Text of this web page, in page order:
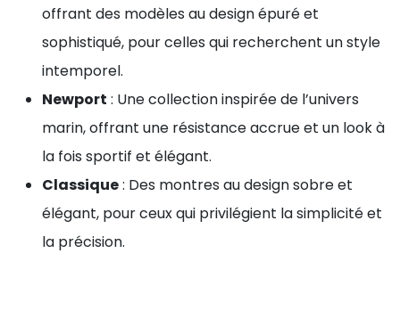
offrant des modèles au design épuré et
sophistiqué, pour celles qui recherchent un style
intemporel.
Newport : Une collection inspirée de l’univers
marin, offrant une résistance accrue et un look à
la fois sportif et élégant.
Classique: Des montres au design sobre et
élégant, pour ceux qui privilégient la simplicité et
la précision.